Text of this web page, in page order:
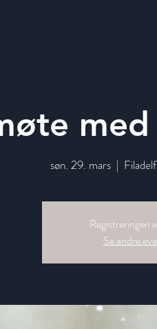
med
søn. 29. mars
  |
Registreringen
Se andre